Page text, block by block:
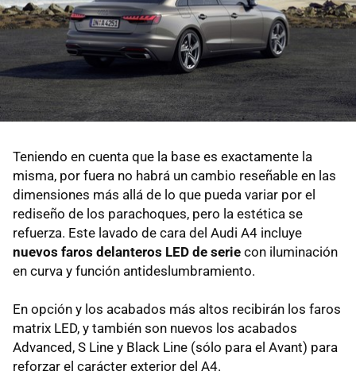
Teniendo en cuenta que la base es exactamente la
misma, por fuera no habrá un cambio reseñable en las
dimensiones más allá de lo que pueda variar por el
rediseño de los parachoques, pero la estética se
refuerza. Este lavado de cara del Audi A4 incluye
nuevos faros delanteros LED de serie con iluminación
en curva y función antideslumbramiento.
En opción y los acabados más altos recibirán los faros
matrix LED, y también son nuevos los acabados
Advanced, S Line y Black Line (sólo para el Avant) para
reforzar el carácter exterior del A4.